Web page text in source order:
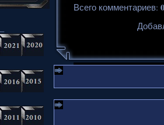
Всего комментариев: 0